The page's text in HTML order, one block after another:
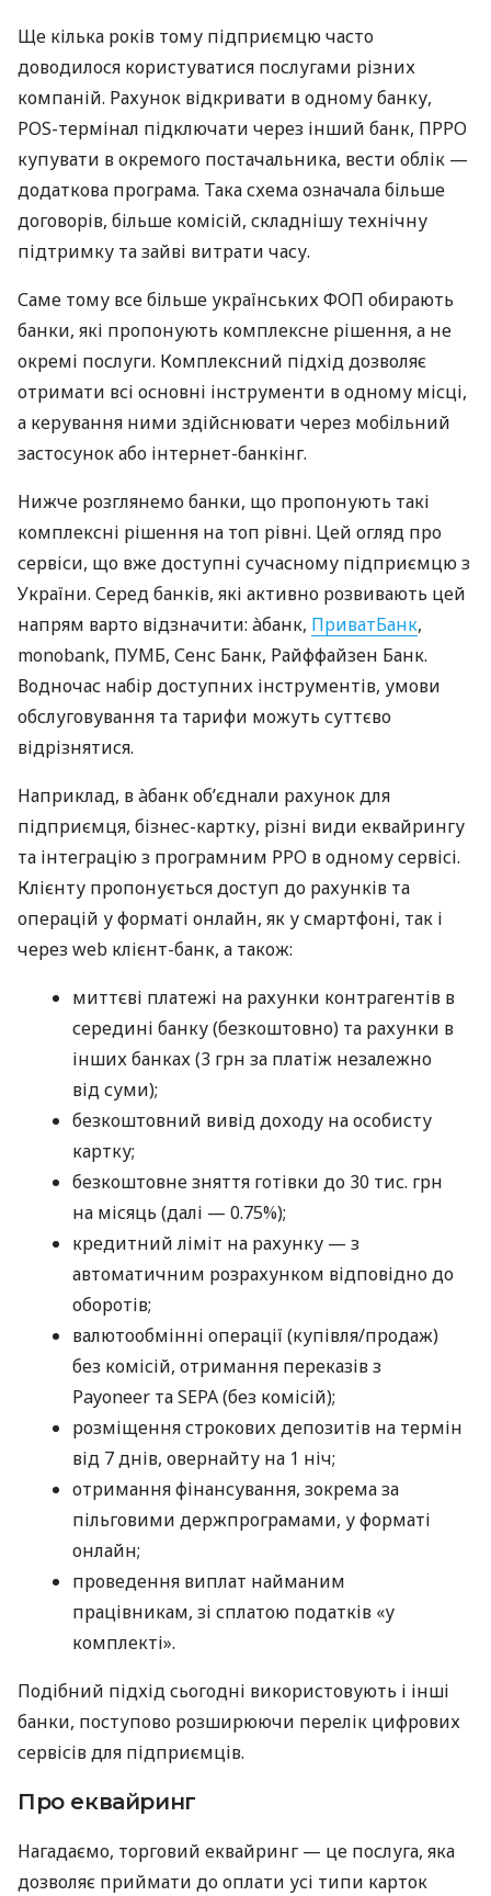
Ще кілька років тому підприємцю часто
доводилося користуватися послугами різних
компаній. Рахунок відкривати в одному банку,
POS-термінал підключати через інший банк, ПРРО
купувати в окремого постачальника, вести облік —
додаткова програма. Така схема означала більше
договорів, більше комісій, складнішу технічну
підтримку та зайві витрати часу.
Саме тому все більше українських ФОП обирають
банки, які пропонують комплексне рішення, а не
окремі послуги. Комплексний підхід дозволяє
отримати всі основні інструменти в одному місці,
а керування ними здійснювати через мобільний
застосунок або інтернет-банкінг.
Нижче розглянемо банки, що пропонують такі
комплексні рішення на топ рівні. Цей огляд про
сервіси, що вже доступні сучасному підприємцю з
України. Серед банків, які активно розвивають цей
напрям варто відзначити: àбанк, ПриватБанк,
monobank, ПУМБ, Сенс Банк, Райффайзен Банк.
Водночас набір доступних інструментів, умови
обслуговування та тарифи можуть суттєво
відрізнятися.
Наприклад, в àбанк об’єднали рахунок для
підприємця, бізнес-картку, різні види еквайрингу
та інтеграцію з програмним РРО в одному сервісі.
Клієнту пропонується доступ до рахунків та
операцій у форматі онлайн, як у смартфоні, так і
через web клієнт-банк, а також:
миттєві платежі на рахунки контрагентів в
середині банку (безкоштовно) та рахунки в
інших банках (3 грн за платіж незалежно
від суми);
безкоштовний вивід доходу на особисту
картку;
безкоштовне зняття готівки до 30 тис. грн
на місяць (далі — 0.75%);
кредитний ліміт на рахунку — з
автоматичним розрахунком відповідно до
оборотів;
валютообмінні операції (купівля/продаж)
без комісій, отримання переказів з
Payoneer та SEPA (без комісій);
розміщення строкових депозитів на термін
від 7 днів, овернайту на 1 ніч;
отримання фінансування, зокрема за
пільговими держпрограмами, у форматі
онлайн;
проведення виплат найманим
працівникам, зі сплатою податків «у
комплекті».
Подібний підхід сьогодні використовують і інші
банки, поступово розширюючи перелік цифрових
сервісів для підприємців.
Про еквайринг
Нагадаємо, торговий еквайринг — це послуга, яка
дозволяє приймати до оплати усі типи карток